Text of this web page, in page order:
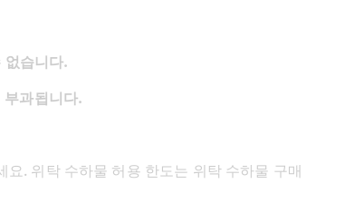
습니다.
부과됩니다.
요. 위탁 수하물 허용 한도는 위탁 수하물 구매